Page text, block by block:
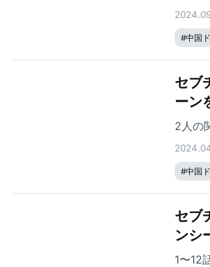
#中国
セブ
ーン
2人の
#中国
セブ
ンシ
1〜12